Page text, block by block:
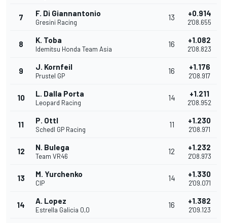
7 F. Di Giannantonio
Gresini Racing
13 +0.914
2'08.655
8 K. Toba
Idemitsu Honda Team Asia
16 +1.082
2'08.823
9 J. Kornfeil
Prustel GP
16 +1.176
2'08.917
10 L. Dalla Porta
Leopard Racing
14 +1.211
2'08.952
11 P. Ottl
Schedl GP Racing
11 +1.230
2'08.971
12 N. Bulega
Team VR46
12 +1.232
2'08.973
13 M. Yurchenko
CIP
14 +1.330
2'09.071
14 A. Lopez
Estrella Galicia 0,0
16 +1.382
2'09.123